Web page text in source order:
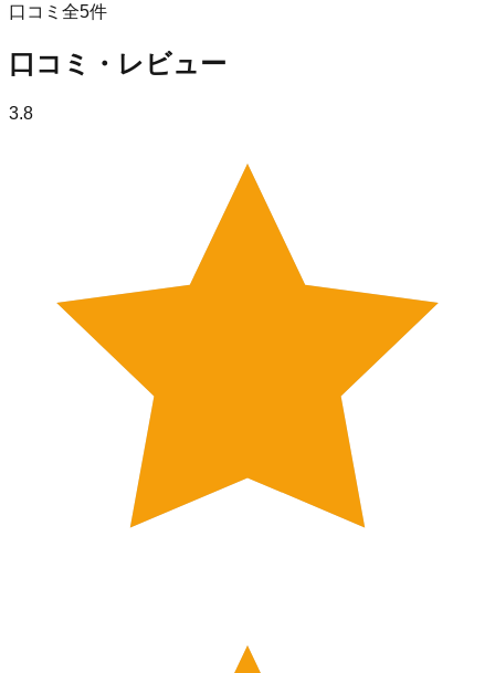
口コミ全5件
口コミ・レビュー
3.8